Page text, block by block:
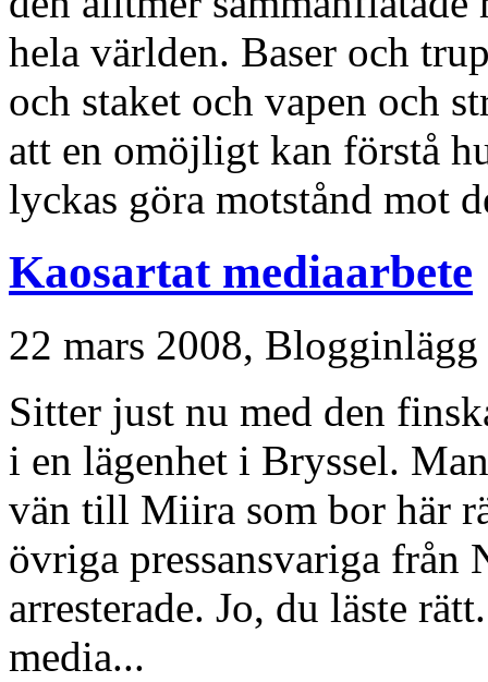
hela världen. Baser och
och staket och vapen och
att en omöjligt kan förstå
lyckas göra motstånd mot
Kaosartat mediaarbete
22 mars 2008, Blogginlägg
Sitter just nu med den
i en lägenhet i Bryssel.
vän till Miira som bor här
övriga pressansvariga från
arresterade. Jo, du läste
media...